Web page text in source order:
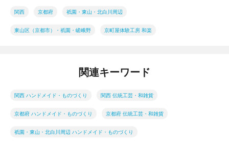
関西 京都府 祇園・東山・北白川周辺
東山区（京都市）・祇園・嵯峨野 京町屋体験工房 和楽
関連キーワード
関西 ハンドメイド・ものづくり 関西 伝統工芸・和雑貨
京都府 ハンドメイド・ものづくり 京都府 伝統工芸・和雑貨
祇園・東山・北白川周辺 ハンドメイド・ものづくり